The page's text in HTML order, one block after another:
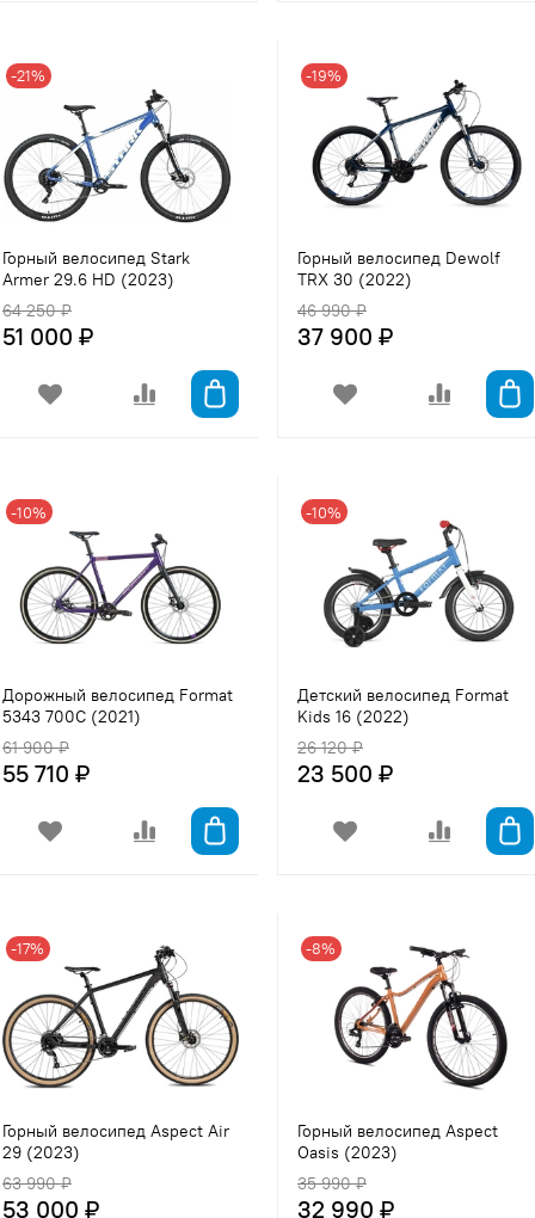
-21%
Горный велосипед Stark
Armer 29.6 HD (2023)
64 250 ₽
51 000 ₽
-19%
Горный велосипед Dewolf
TRX 30 (2022)
46 990 ₽
37 900 ₽
-10%
Дорожный велосипед Format
5343 700C (2021)
61 900 ₽
55 710 ₽
-10%
Детский велосипед Format
Kids 16 (2022)
26 120 ₽
23 500 ₽
-17%
Горный велосипед Aspect Air
29 (2023)
63 990 ₽
53 000 ₽
-8%
Горный велосипед Aspect
Oasis (2023)
35 990 ₽
32 990 ₽